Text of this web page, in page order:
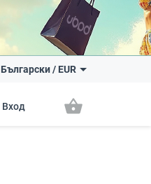
Български/ EUR
Вход shopping_basket